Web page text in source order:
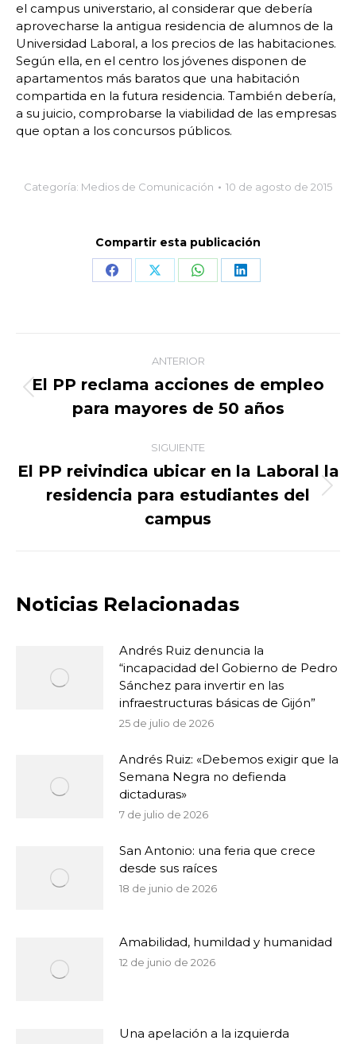
el campus universtario, al considerar que debería
aprovecharse la antigua residencia de alumnos de la
Universidad Laboral, a los precios de las habitaciones.
Según ella, en el centro los jóvenes disponen de
apartamentos más baratos que una habitación
compartida en la futura residencia. También debería,
a su juicio, comprobarse la viabilidad de las empresas
que optan a los concursos públicos.
Categoría: Medios de Comunicación 10 de agosto de 2015
Compartir esta publicación
Share Share Share Share
Navegación
entre
publicaciones
ANTERIOR
Publicación
anterior:
El PP reclama acciones de empleo
para mayores de 50 años
SIGUIENTE
Publicación
El PP reivindica ubicar en la Laboral la
residencia para estudiantes del
campus
Noticias Relacionadas
Andrés Ruiz denuncia la
“incapacidad del Gobierno de Pedro
Sánchez para invertir en las
infraestructuras básicas de Gijón”
25 de julio de 2026
Andrés Ruiz: «Debemos exigir que la
Semana Negra no defienda
dictaduras»
7 de julio de 2026
San Antonio: una feria que crece
desde sus raíces
18 de junio de 2026
Amabilidad, humildad y humanidad
12 de junio de 2026
Una apelación a la izquierda